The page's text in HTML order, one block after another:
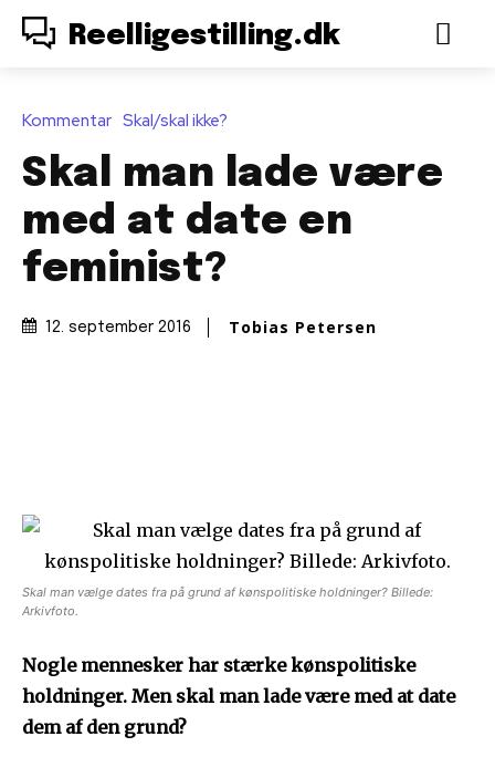
Reelligestilling.dk
Kommentar Skal/skal ikke?
Skal man lade være
med at date en
feminist?
12. september 2016 Tobias Petersen
Skal man vælge dates fra på grund af kønspolitiske holdninger? Billede:
Arkivfoto.
Nogle mennesker har stærke kønspolitiske
holdninger. Men skal man lade være med at date
dem af den grund?